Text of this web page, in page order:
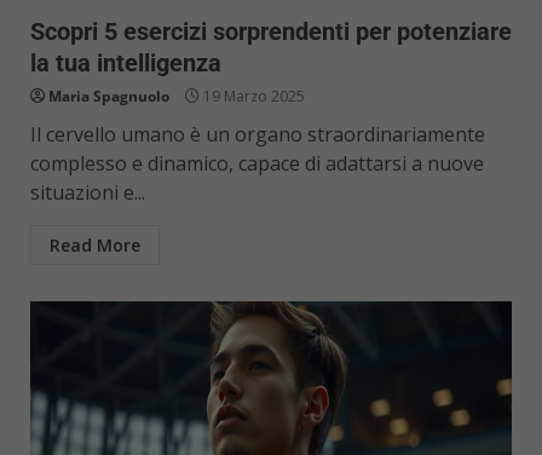
Scopri 5 esercizi sorprendenti per potenziare
la tua intelligenza
Maria Spagnuolo 19 Marzo 2025
Il cervello umano è un organo straordinariamente
complesso e dinamico, capace di adattarsi a nuove
situazioni e...
Read More